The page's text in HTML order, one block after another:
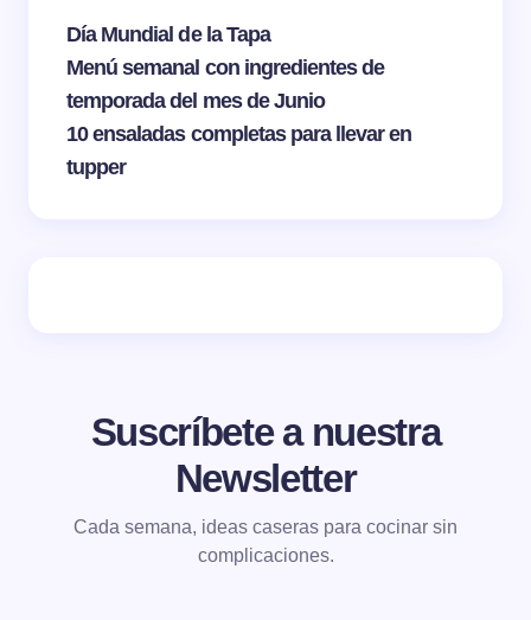
Día Mundial de la Tapa
Menú semanal con ingredientes de
temporada del mes de Junio
10 ensaladas completas para llevar en
tupper
Suscríbete a nuestra
Newsletter
Cada semana, ideas caseras para cocinar sin
complicaciones.